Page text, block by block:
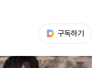
구독하기